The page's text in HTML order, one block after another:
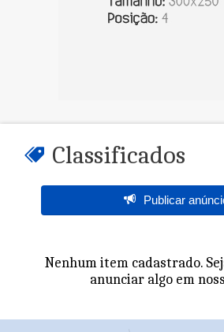
Classificados
Publicar
Nenhum item cadastrado.
anunciar algo em